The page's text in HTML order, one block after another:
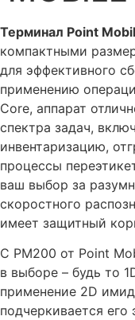
Терминал Point
компактными
для эффективного
применению
Core, аппарат
спектра задач,
инвентаризацию,
процессы
ваш выбор за
скоростного
имеет защитный
С PM200 от Point
в выборе – будь то
применение 2D
подчеркивается